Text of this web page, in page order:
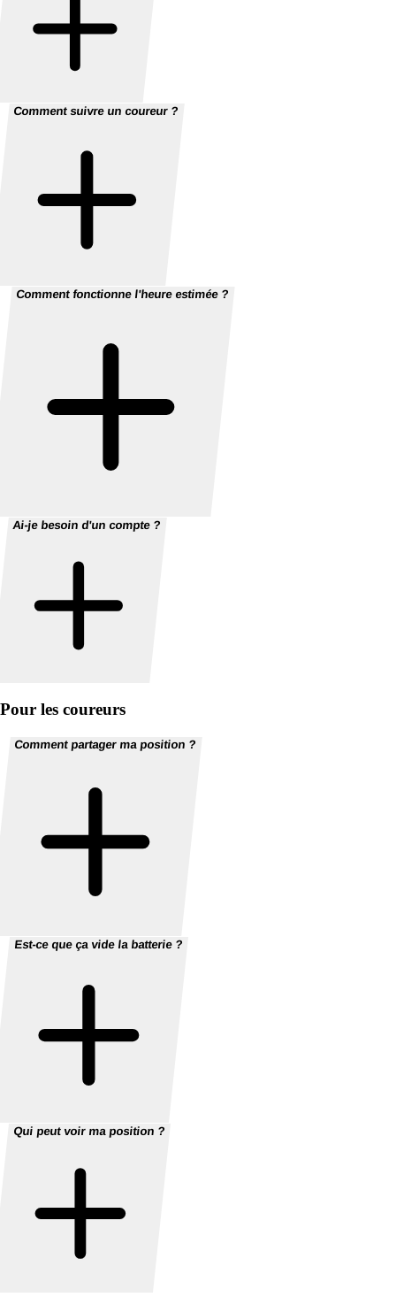
Comment suivre un coureur ?
Comment fonctionne l'heure estimée ?
Ai-je besoin d'un compte ?
Pour les coureurs
Comment partager ma position ?
Est-ce que ça vide la batterie ?
Qui peut voir ma position ?